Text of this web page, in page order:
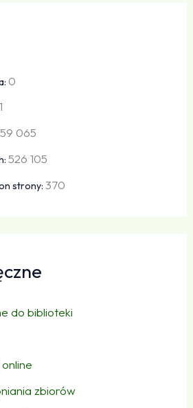
0
065
526 105
strony:370
do biblioteki
zbiorów